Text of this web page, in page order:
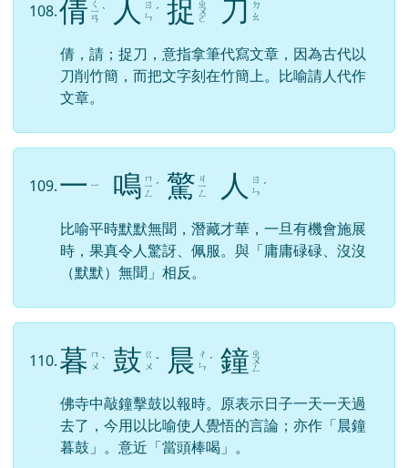
108.倩 ㄑ
ㄧ
ㄢ
ˋ 人
ㄖ
ㄣ ˊ 捉 ㄓ
ㄨ
ㄛ 刀
ㄉ
ㄠ
倩，請；捉刀，意指拿筆代寫文章，因為古代以
刀削竹簡，而把文字刻在竹簡上。比喻請人代作
文章。
109.一 ㄧ 鳴 ㄇ
ㄧ
ㄥ
ˊ 驚 ㄐ
ㄧ
ㄥ 人
ㄖ
ㄣ ˊ
比喻平時默默無聞，潛藏才華，一旦有機會施展
時，果真令人驚訝、佩服。與「庸庸碌碌、沒沒
（默默）無聞」相反。
110.暮 ㄇ
ㄨ ˋ 鼓 ㄍ
ㄨ ˇ 晨
ㄔ
ㄣ ˊ 鐘 ㄓ
ㄨ
ㄥ
佛寺中敲鐘擊鼓以報時。原表示日子一天一天過
去了，今用以比喻使人覺悟的言論；亦作「晨鐘
暮鼓」。意近「當頭棒喝」。